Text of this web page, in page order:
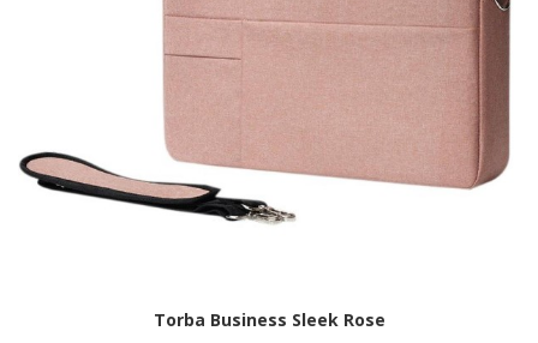
Torba Business Sleek Rose